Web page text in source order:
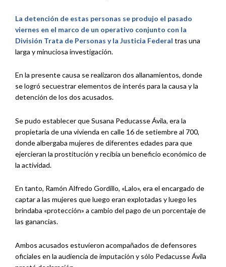
La detención de estas personas se produjo el pasado
viernes en el marco de un operativo conjunto con la
División Trata de Personas y la Justicia Federal tras una
larga y minuciosa investigación.
En la presente causa se realizaron dos allanamientos, donde
se logró secuestrar elementos de interés para la causa y la
detención de los dos acusados.
Se pudo establecer que Susana Peducasse Ávila, era la
propietaria de una vivienda en calle 16 de setiembre al 700,
donde albergaba mujeres de diferentes edades para que
ejercieran la prostitución y recibía un beneficio económico de
la actividad.
En tanto, Ramón Alfredo Gordillo, «Lalo», era el encargado de
captar a las mujeres que luego eran explotadas y luego les
brindaba «protección» a cambio del pago de un porcentaje de
las ganancias.
Ambos acusados estuvieron acompañados de defensores
oficiales en la audiencia de imputación y sólo Pedacusse Ávila